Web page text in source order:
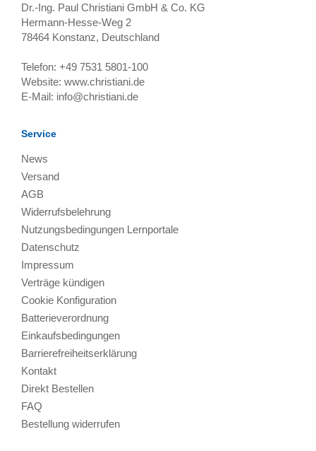
Dr.-Ing. Paul Christiani GmbH & Co. KG
Hermann-Hesse-Weg 2
78464 Konstanz, Deutschland
Telefon: +49 7531 5801-100
Website: www.christiani.de
E-Mail: info@christiani.de
Service
News
Versand
AGB
Widerrufsbelehrung
Nutzungsbedingungen Lernportale
Datenschutz
Impressum
Verträge kündigen
Cookie Konfiguration
Batterieverordnung
Einkaufsbedingungen
Barrierefreiheitserklärung
Kontakt
Direkt Bestellen
FAQ
Bestellung widerrufen